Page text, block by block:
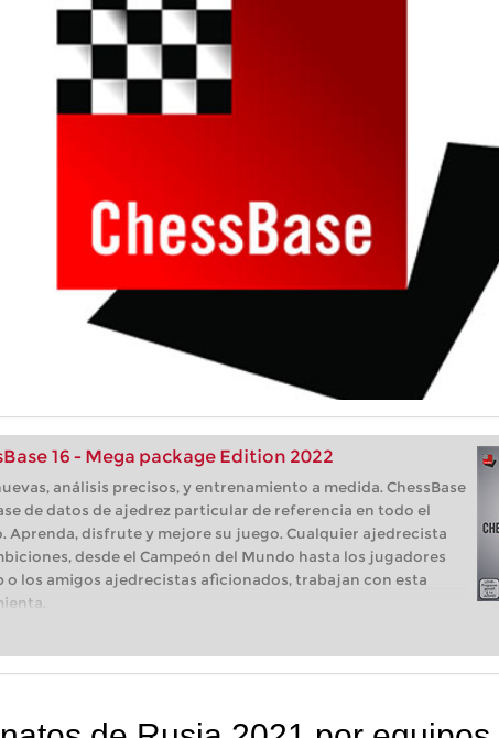
16 - Mega package Edition 2022
análisis precisos, y entrenamiento a medida. ChessBase
de datos de ajedrez particular de referencia en todo el
Aprenda, disfrute y mejore su juego. Cualquier ajedrecista
desde el Campeón del Mundo hasta los jugadores
o los amigos ajedrecistas aficionados, trabajan con esta